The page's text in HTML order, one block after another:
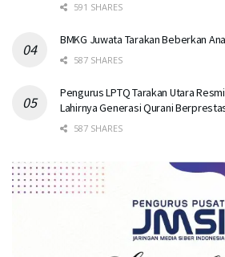
591 SHARES
BMKG Juwata Tarakan Beberkan
587 SHARES
Pengurus LPTQ Tarakan Utara
Lahirnya Generasi Qurani
587 SHARES